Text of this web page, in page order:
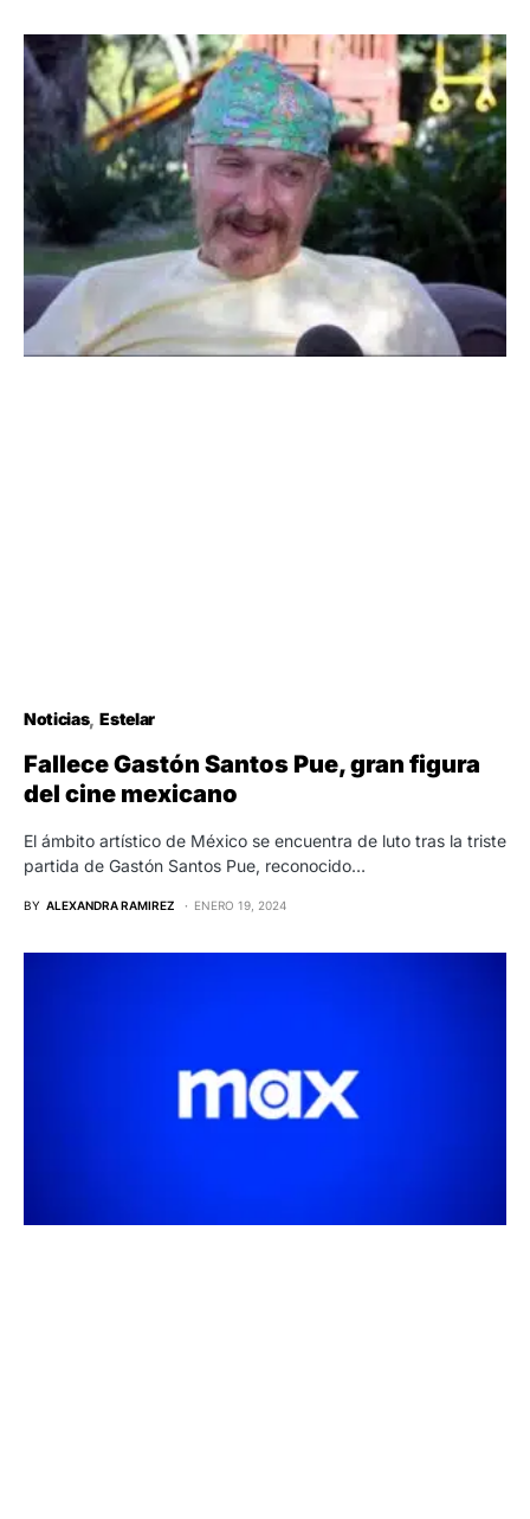
Noticias Estelar
Fallece Gastón Santos Pue, gran figura
del cine mexicano
El ámbito artístico de México se encuentra de luto tras la triste
partida de Gastón Santos Pue, reconocido…
BY ALEXANDRA RAMIREZ ENERO 19, 2024